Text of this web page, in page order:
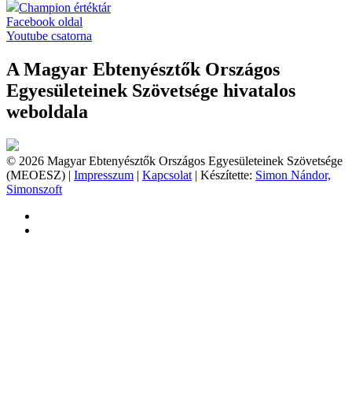
Champion értéktár
Facebook oldal
Youtube csatorna
A Magyar Ebtenyésztők Országos
Egyesületeinek Szövetsége hivatalos
weboldala
© 2026 Magyar Ebtenyésztők Országos Egyesületeinek Szövetsége
(MEOESZ) | Impresszum | Kapcsolat | Készítette: Simon Nándor,
Simonszoft